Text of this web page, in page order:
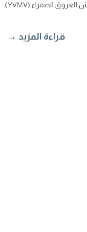
قراءة المزيد →